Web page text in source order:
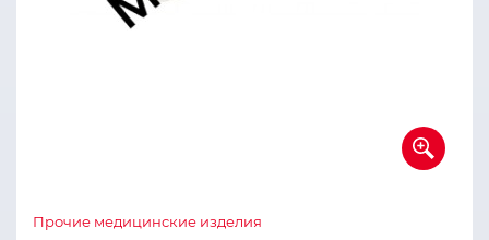
Прочие медицинские изделия